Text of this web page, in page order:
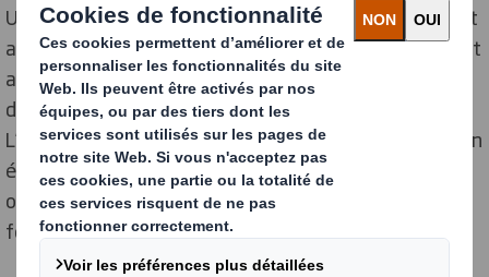
Un emballage adapté protège le produit des chocs tout
au long de la chaîne d’approvisionnement. Il le maintient
aussi à l’abri des éléments extérieurs qui pourraient le
dénaturer, comme l’humidité, les salissures, etc.
L’emballage peut participer à la sécurité des produits en
évitant toute contamination par des corps étrangers
ou des allergènes. Cette propriété est d’ailleurs
fondamentale pour unemballage alimentaire